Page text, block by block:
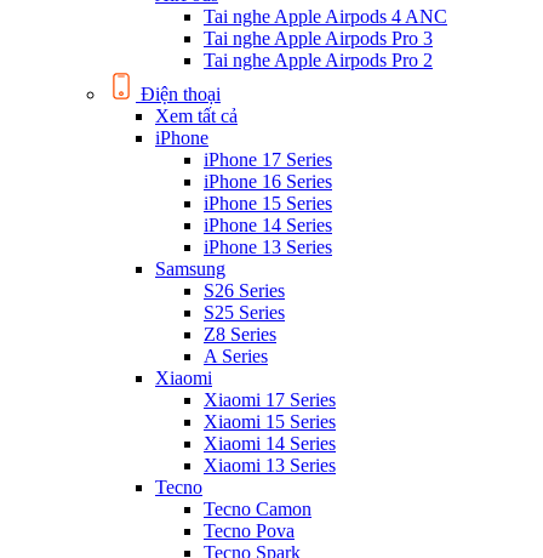
Tai nghe Apple Airpods 4 ANC
Tai nghe Apple Airpods Pro 3
Tai nghe Apple Airpods Pro 2
Điện thoại
Xem tất cả
iPhone
iPhone 17 Series
iPhone 16 Series
iPhone 15 Series
iPhone 14 Series
iPhone 13 Series
Samsung
S26 Series
S25 Series
Z8 Series
A Series
Xiaomi
Xiaomi 17 Series
Xiaomi 15 Series
Xiaomi 14 Series
Xiaomi 13 Series
Tecno
Tecno Camon
Tecno Pova
Tecno Spark